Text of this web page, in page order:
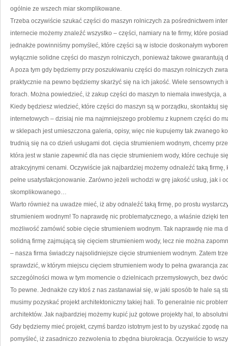
ogólnie ze wszech miar skomplikowane.
Trzeba oczywiście szukać części do maszyn rolniczych za pośrednictwem
internecie możemy znaleźć wszystko – części, namiary na te firmy, które
jednakże powinniśmy pomyśleć, które części są w istocie doskonałym
wyłącznie solidne części do maszyn rolniczych, ponieważ takowe gwarantują
A poza tym gdy będziemy przy poszukiwaniu części do maszyn rolniczych
praktycznie na pewno będziemy skarżyć się na ich jakość. Wiele sensownych
forach. Można powiedzieć, iż zakup części do maszyn to niemała inwestycja,
Kiedy będziesz wiedzieć, które części do maszyn są w porządku, skontaktuj
internetowych – dzisiaj nie ma najmniejszego problemu z kupnem części do
w sklepach jest umieszczona galeria, opisy, więc nie kupujemy tak zwanego
trudnią się na co dzień usługami dot. cięcia strumieniem wodnym, chcemy
która jest w stanie zapewnić dla nas cięcie strumieniem wody, które cechuje
atrakcyjnymi cenami. Oczywiście jak najbardziej możemy odnaleźć taką
pełne usatysfakcjonowanie. Zarówno jeżeli wchodzi w grę jakość usług, jak i
skomplikowanego…
Warto również na uwadze mieć, iż aby odnaleźć taką firmę, po prostu
strumieniem wodnym! To naprawdę nic problematycznego, a właśnie dzięki
możliwość zamówić sobie cięcie strumieniem wodnym. Tak naprawdę nie ma
solidną firmę zajmującą się cięciem strumieniem wody, lecz nie można
– nasza firma świadczy najsolidniejsze cięcie strumieniem wodnym. Zatem
sprawdzić, w którym miejscu cięciem strumieniem wody to pełna gwarancja
szczególności mowa w tym momencie o dzielnicach przemysłowych, bez
To pewne. Jednakże czy ktoś z nas zastanawiał się, w jaki sposób te hale są
musimy pozyskać projekt architektoniczny takiej hali. To generalnie nic
architektów. Jak najbardziej możemy kupić już gotowe projekty hal, to
Gdy będziemy mieć projekt, czymś bardzo istotnym jest to by uzyskać zgodę
pomyśleć, iż zasadniczo zezwolenia to zbędna biurokracja. Oczywiście to